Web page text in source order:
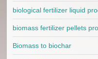
biological fertilizer liquid
biomass fertilizer pellets
Biomass to biochar